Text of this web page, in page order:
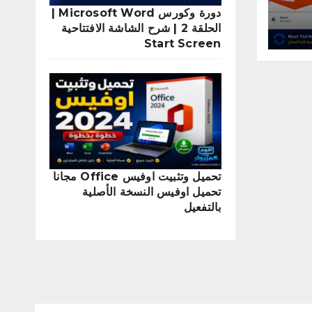
دورة وكورس Microsoft Word |
الحلقة 2 | شرح الشاشة الافتتاحية
Start Screen
تحميل وتثبيت اوفيس Office مجانا
تحميل اوفيس النسخة الأصلية
بالتفعيل